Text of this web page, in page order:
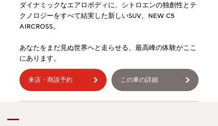
ダイナミックなエアロボディに、シトロエンの独創性とテ
クノロジーをすべて結実した新しいSUV、NEW C5
AIRCROSS。
あなたをまだ見ぬ世界へと走らせる、最高峰の体験がここ
にあります。
来店・商談予約 この車の詳細